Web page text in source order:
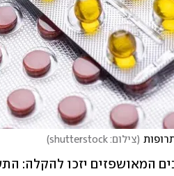
(צילום: shutterstock )